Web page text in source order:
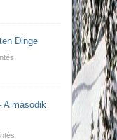
Dinge
A második